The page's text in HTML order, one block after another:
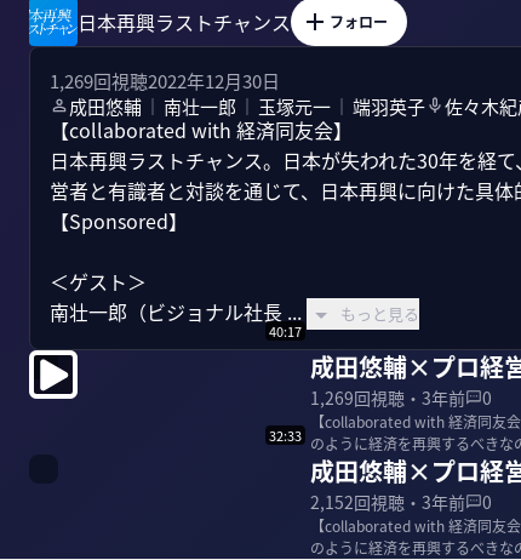
日本再興ラストチャンス フォロー
1,269回視聴2022年12月30日
成田悠輔 ｜ 南壮一郎 ｜ 玉塚元一 ｜ 端羽英子 佐々木
【collaborated with 経済同友会】
日本再興ラストチャンス。日本が失われた30年を経
営者と有識者と対談を通じて、日本再興に向けた具体
【Sponsored】
＜ゲスト＞
南壮一郎（ビジョナル社長 ...
もっと見る
40:17
成田悠輔×プロ経
1,269回視聴・ 3年前 0
【collaborated with 経済同友
のように経済を再興するべき
32:33
成田悠輔×プロ経
2,152回視聴・ 3年前 0
【collaborated with 経済同友
のように経済を再興するべき